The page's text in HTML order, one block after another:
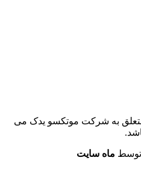
به شرکت موتکسو یدک می
ماه سایت